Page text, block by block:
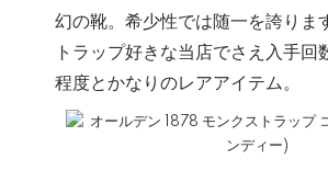
幻の靴。希少性では随一を誇りま
トラップ好きな当店でさえ入手回
程度とかなりのレアアイテム。